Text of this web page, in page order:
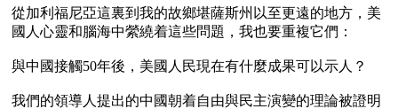
從加利福尼亞這裏到我的故鄉堪薩斯州以至更遠的地方，美
國人心靈和腦海中縈繞着這些問題，我也要重複它們：
與中國接觸50年後，美國人民現在有什麼成果可以示人？
我們的領導人提出的中國朝着自由與民主演變的理論被證明